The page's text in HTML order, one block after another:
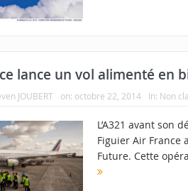
lance un vol alimenté en
JOUBERT on: octobre 22, 2014 In: Non
L’A321 avant son
Figuier Air France
Future. Cette